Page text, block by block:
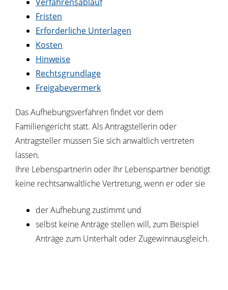
Fristen
Erforderliche Unterlagen
Kosten
Hinweise
Rechtsgrundlage
Freigabevermerk
Das Aufhebungsverfahren findet vor dem
Familiengericht statt. Als Antragstellerin oder
Antragsteller müssen Sie sich anwaltlich vertreten
lassen.
Ihre Lebenspartnerin oder Ihr Lebenspartner benötigt
keine rechtsanwaltliche Vertretung, wenn er oder sie
der Aufhebung zustimmt und
selbst keine Anträge stellen will, zum Beispiel
Anträge zum Unterhalt oder Zugewinnausgleich.